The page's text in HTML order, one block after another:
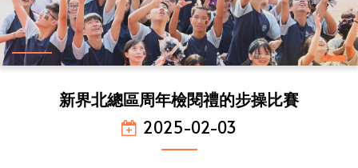
新界北總區周年檢閱禮的步操比賽
2025-02-03